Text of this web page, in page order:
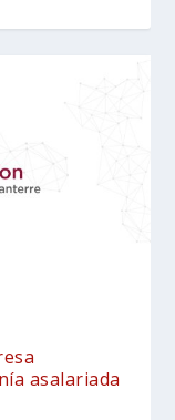
asalariada